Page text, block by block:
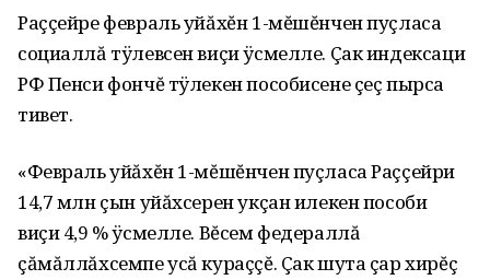
Раççейре февраль уйăхĕн 1-мĕшĕнчен пуçласа
социаллă тÿлевсен виçи ÿсмелле. Çак индексаци
РФ Пенси фончĕ тÿлекен пособисене çеç пырса
тивет.
«Февраль уйăхĕн 1-мĕшĕнчен пуçласа Раççейри
14,7 млн çын уйăхсерен укçан илекен пособи
виçи 4,9 % ÿсмелле. Вĕсем федераллă
çăмăллăхсемпе усă кураççĕ. Çак шута çар хирĕç